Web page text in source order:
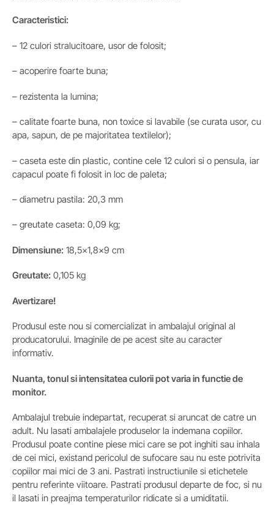
Caracteristici:
– 12 culori stralucitoare, usor de folosit;
– acoperire foarte buna;
– rezistenta la lumina;
– calitate foarte buna, non toxice si lavabile (se curata usor, cu
apa, sapun, de pe majoritatea textilelor);
– caseta este din plastic, contine cele 12 culori si o pensula, iar
capacul poate fi folosit in loc de paleta;
– diametru pastila: 20,3 mm
– greutate caseta: 0,09 kg;
Dimensiune: 18,5×1,8×9 cm
Greutate: 0,105 kg
Avertizare!
Produsul este nou si comercializat in ambalajul original al
producatorului. Imaginile de pe acest site au caracter
informativ.
Nuanta, tonul si intensitatea culorii pot varia in functie de
monitor.
Ambalajul trebuie indepartat, recuperat si aruncat de catre un
adult. Nu lasati ambalajele produselor la indemana copiilor.
Produsul poate contine piese mici care se pot inghiti sau inhala
de cei mici, existand pericolul de sufocare sau nu este potrivita
copiilor mai mici de 3 ani. Pastrati instructiunile si etichetele
pentru referinte viitoare. Pastrati produsul departe de foc, si nu
il lasati in preajma temperaturilor ridicate si a umiditatii.